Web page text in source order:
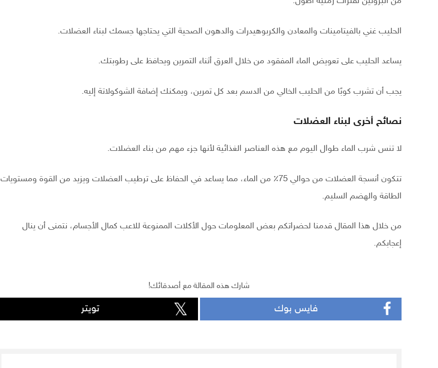
الحليب غني بالفيتامينات والمعادن والكربوهيدرات والدهون الصحية التي يحتاجها جسمك لبناء العضلات.
يساعد الحليب على تعويض الماء المفقود من خلال العرق أثناء التمرين ويحافظ على رطوبتك.
يجب أن تشرب كوبًا من الحليب الخالي من الدسم بعد كل تمرين، ويمكنك إضافة الشوكولاتة إليه.
نصائح أخرى لبناء العضلات
لا تنس شرب الماء طوال اليوم مع هذه العناصر الغذائية لأنها جزء مهم من بناء العضلات.
تتكون أنسجة العضلات من حوالي 75٪ من الماء، مما يساعد في الحفاظ على ترطيب العضلات ويزيد من القوة ومستويات
الطاقة والهضم السليم.
من خلال هذا المقال قدمنا لحضراتكم بعض المعلومات حول الأكلات الممنوعة للاعب كمال الأجسام، نتمنى أن ينال
إعجابكم.
شارك هذه المقالة مع أصدقائك!
فايس بوك تويتر